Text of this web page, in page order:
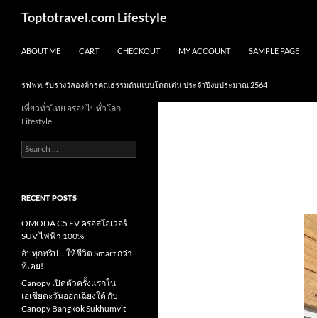
Toptotravel.com Lifestyle
ABOUT ME CART CHECKOUT MY ACCOUNT SAMPLE PAGE
รฟฟท. รับรางวัลองค์กรคุณธรรมต้นแบบโดดเด่น ประจำปีงบประมาณ 2564
เที่ยวทั่วไทย อร่อยไปทั่วโลก
Lifestyle
Search
for:
RECENT POSTS
OMODA C5 EV ครอสโอเวอร์
SUV ไฟฟ้า 100%
อัปทุกทริป… ให้ชีวิต Smart กว่า
ที่เคย!
Canopy เปิดตัวครั้งแรกใน
เอเชียตะวันออกเฉียงใต้ กับ
Canopy Bangkok Sukhumvit